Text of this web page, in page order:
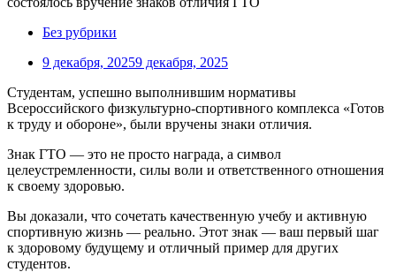
Без рубрики
9 декабря, 20259 декабря, 2025
Студентам, успешно выполнившим нормативы
Всероссийского физкультурно-спортивного комплекса «Готов
к труду и обороне», были вручены знаки отличия.
Знак ГТО — это не просто награда, а символ
целеустремленности, силы воли и ответственного отношения
к своему здоровью.
Вы доказали, что сочетать качественную учебу и активную
спортивную жизнь — реально. Этот знак — ваш первый шаг
к здоровому будущему и отличный пример для других
студентов.